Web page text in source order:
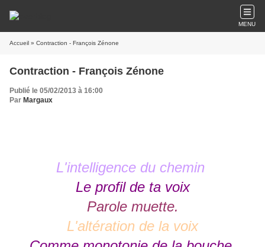
MENU
Accueil » Contraction - François Zénone
Contraction - François Zénone
Publié le 05/02/2013 à 16:00
Par Margaux
L'intelligence du chemin
Le profil de ta voix
Parole muette.
L'altération de la voix